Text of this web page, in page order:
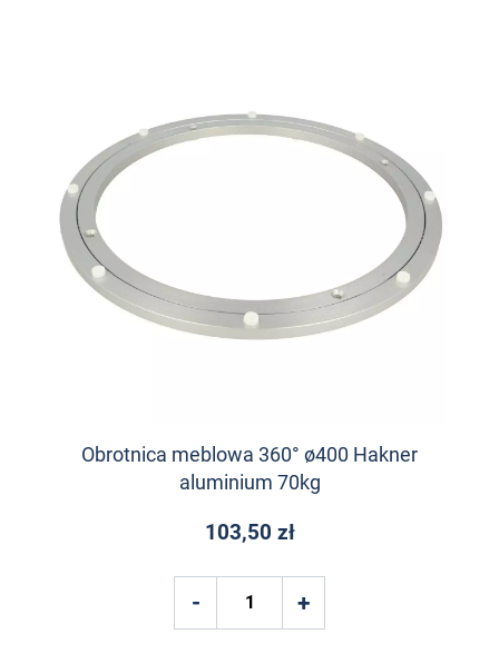
Obrotnica meblowa 360° ø400 Hakner
aluminium 70kg
103,50 zł